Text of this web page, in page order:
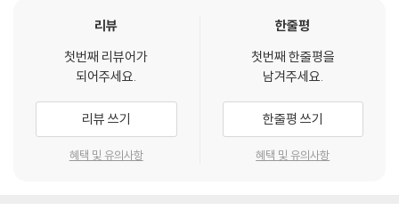
리뷰
첫번째 리뷰어가
되어주세요.
리뷰 쓰기
혜택 및 유의사항
한줄평
첫번째 한줄평을
남겨주세요.
한줄평 쓰기
혜택 및 유의사항